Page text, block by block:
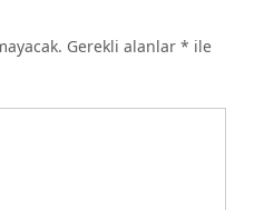
Gerekli alanlar * ile